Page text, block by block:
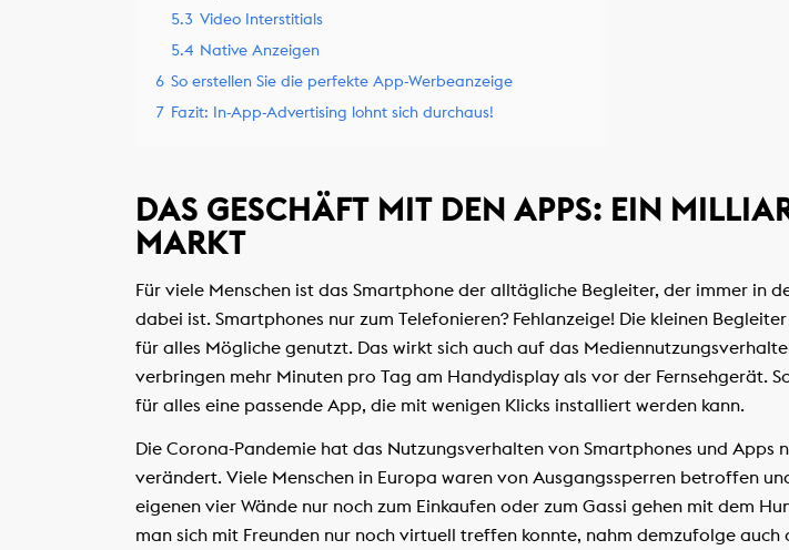
5.3 Video Interstitials
5.4 Native Anzeigen
6 So erstellen Sie die perfekte App-Werbeanzeige
7 Fazit: In-App-Advertising lohnt sich durchaus!
DAS GESCHÄFT MIT DEN APPS: EIN
MARKT
Für viele Menschen ist das Smartphone der alltägliche Begleiter, der immer in
dabei ist. Smartphones nur zum Telefonieren? Fehlanzeige! Die kleinen
für alles Mögliche genutzt. Das wirkt sich auch auf das
verbringen mehr Minuten pro Tag am Handydisplay als vor der Fernsehgerät.
für alles eine passende App, die mit wenigen Klicks installiert werden kann.
Die Corona-Pandemie hat das Nutzungsverhalten von Smartphones und Apps
verändert. Viele Menschen in Europa waren von Ausgangssperren betroffen
eigenen vier Wände nur noch zum Einkaufen oder zum Gassi gehen mit dem
man sich mit Freunden nur noch virtuell treffen konnte, nahm demzufolge auch